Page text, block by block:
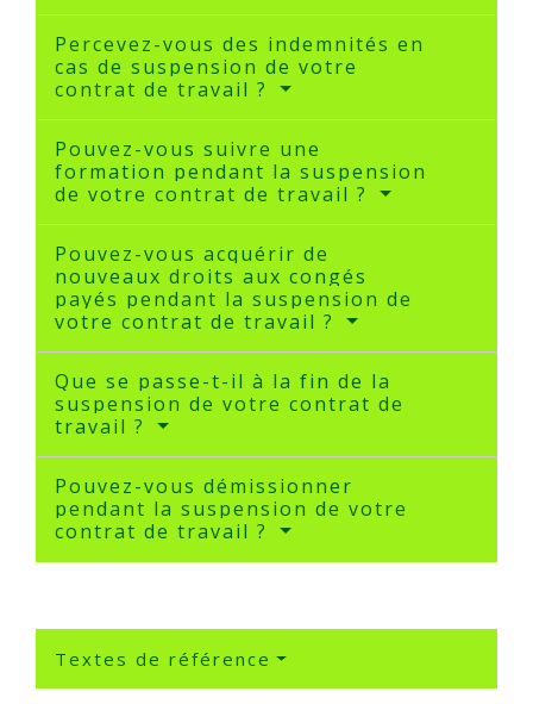
Percevez-vous des indemnités en
cas de suspension de votre
contrat de travail ?
Pouvez-vous suivre une
formation pendant la suspension
de votre contrat de travail ?
Pouvez-vous acquérir de
nouveaux droits aux congés
payés pendant la suspension de
votre contrat de travail ?
Que se passe-t-il à la fin de la
suspension de votre contrat de
travail ?
Pouvez-vous démissionner
pendant la suspension de votre
contrat de travail ?
Textes de référence